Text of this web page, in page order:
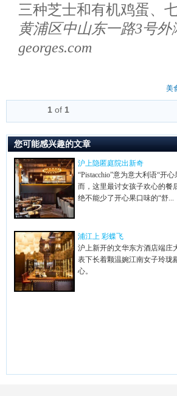
三种芝士和有机鸡蛋、
黄浦区中山东一路3号外
georges.com
美
1 of 1
您可能感兴趣的文章
沪上隐匿庭院出新奇
“Pistacchio”意为意大利语“开心
而，这里最讨女孩子欢心的餐
绝不能少了开心果口味的“舒...
浦江上 彩蝶飞
沪上新开的文华东方酒店端庄
表下长着颗温婉江南女子玲珑
心。